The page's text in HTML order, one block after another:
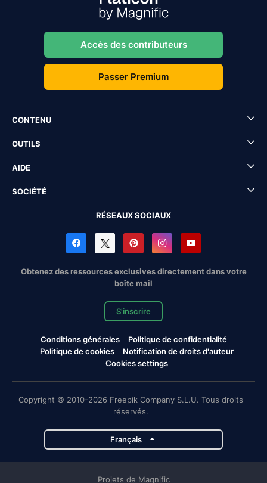
Accès des contributeurs
Passer Premium
CONTENU
OUTILS
AIDE
SOCIÉTÉ
RÉSEAUX SOCIAUX
Obtenez des ressources exclusives directement dans votre
boîte mail
S'inscrire
Conditions générales
Politique de confidentialité
Politique de cookies
Notification de droits d'auteur
Cookies settings
Copyright © 2010-2026 Freepik Company S.L.U. Tous droits
réservés.
Français
Projets de Magnific